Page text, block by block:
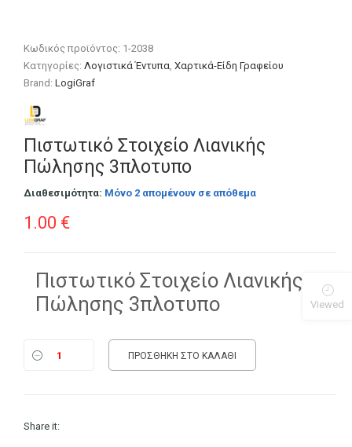
Κωδικός προϊόντος: 1-2038
Κατηγορίες:Λογιστικά Έντυπα,Χαρτικά-Είδη Γραφείου
Brand:LogiGraf
Πιστωτικό Στοιχείο Λιανικής
Πώλησης 3πλοτυπο
Διαθεσιμότητα: Μόνο 2 απομένουν σε απόθεμα
1.00 €
Πιστωτικό Στοιχείο Λιανικής
Πώλησης 3πλοτυπο
ΠΡΟΣΘΉΚΗ ΣΤΟ ΚΑΛΆΘΙ
Share it:
Viewed